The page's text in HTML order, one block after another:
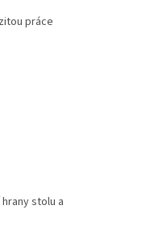
práce
stolu a